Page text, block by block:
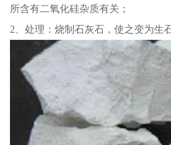
所含有二氧化硅杂质有关；
2、处理：烧制石灰石，使之变为生